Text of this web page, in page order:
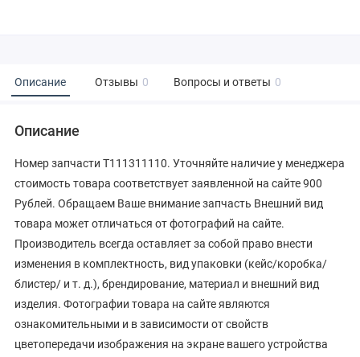
Описание Отзывы 0 Вопросы и ответы 0
Описание
Номер запчасти T111311110. Уточняйте наличие у менеджера
стоимость товара соответствует заявленной на сайте 900
Рублей. Обращаем Ваше внимание запчасть Внешний вид
товара может отличаться от фотографий на сайте.
Производитель всегда оставляет за собой право внести
изменения в комплектность, вид упаковки (кейс/коробка/
блистер/ и т. д.), брендирование, материал и внешний вид
изделия. Фотографии товара на сайте являются
ознакомительными и в зависимости от свойств
цветопередачи изображения на экране вашего устройства